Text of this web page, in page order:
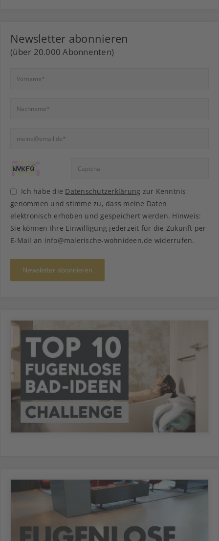
Newsletter abonnieren
(über 20.000 Abonnenten)
Ich habe die Datenschutzerklärung zur Kenntnis
genommen und stimme zu, dass meine Daten
elektronisch erhoben und gespeichert werden. Hinweis:
Sie können Ihre Einwilligung jederzeit für die Zukunft per
E-Mail an info@malerische-wohnideen.de widerrufen.